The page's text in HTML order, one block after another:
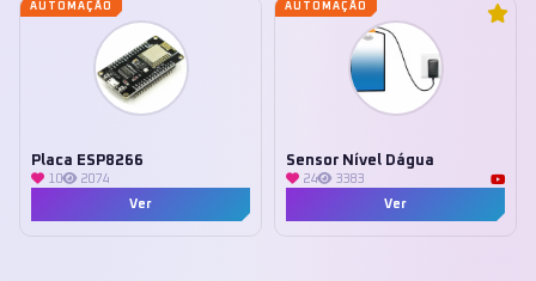
AUTOMAÇÃO
Placa ESP8266
10
2074
Ver
AUTOMAÇÃO
Sensor Nível Dágua
24
3383
Ver